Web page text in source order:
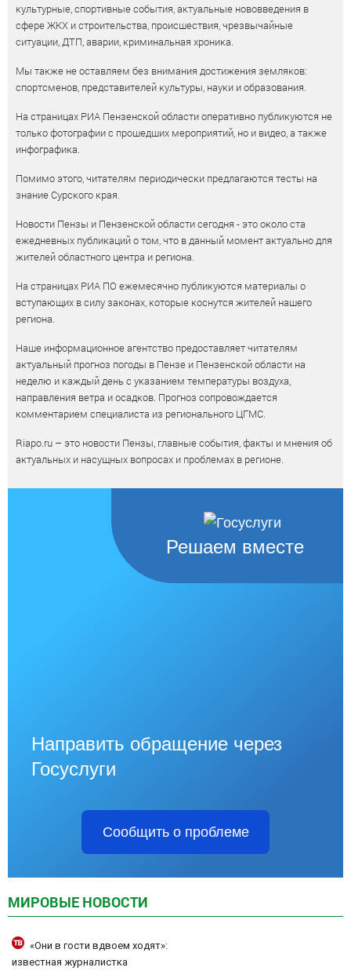
культурные, спортивные события, актуальные нововведения в
сфере ЖКХ и строительства, происшествия, чрезвычайные
ситуации, ДТП, аварии, криминальная хроника.
Мы также не оставляем без внимания достижения земляков:
спортсменов, представителей культуры, науки и образования.
На страницах РИА Пензенской области оперативно публикуются не
только фотографии с прошедших мероприятий, но и видео, а также
инфографика.
Помимо этого, читателям периодически предлагаются тесты на
знание Сурского края.
Новости Пензы и Пензенской области сегодня - это около ста
ежедневных публикаций о том, что в данный момент актуально для
жителей областного центра и региона.
На страницах РИА ПО ежемесячно публикуются материалы о
вступающих в силу законах, которые коснутся жителей нашего
региона.
Наше информационное агентство предоставляет читателям
актуальный прогноз погоды в Пензе и Пензенской области на
неделю и каждый день с указанием температуры воздуха,
направления ветра и осадков. Прогноз сопровождается
комментарием специалиста из регионального ЦГМС.
Riapo.ru – это новости Пензы, главные события, факты и мнения об
актуальных и насущных вопросах и проблемах в регионе.
Решаем вместе
Направить обращение через
Госуслуги
Сообщить о проблеме
МИРОВЫЕ НОВОСТИ
«Они в гости вдвоем ходят»:
известная журналистка